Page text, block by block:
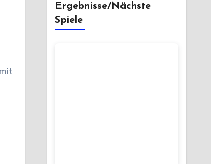
Ergebnisse/Nächste
Spiele